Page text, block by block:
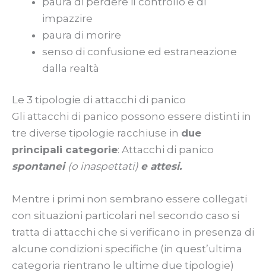
impazzire
paura di morire
senso di confusione ed estraneazione
dalla realtà
Le 3 tipologie di attacchi di panico
Gli attacchi di panico possono essere distinti in
tre diverse tipologie racchiuse in due
principali categorie: Attacchi di panico
spontanei (o inaspettati) e attesi.
Mentre i primi non sembrano essere collegati
con situazioni particolari nel secondo caso si
tratta di attacchi che si verificano in presenza di
alcune condizioni specifiche (in quest’ultima
categoria rientrano le ultime due tipologie)